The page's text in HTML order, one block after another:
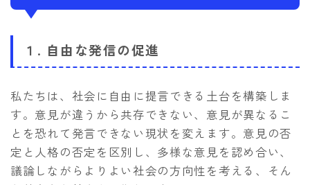
１. 自由な発信の促進
私たちは、社会に自由に提言できる土台を構築しま
す。意見が違うから共存できない、意見が異なるこ
とを恐れて発言できない現状を変えます。意見の否
定と人格の否定を区別し、多様な意見を認め合い、
議論しながらよりよい社会の方向性を考える、そん